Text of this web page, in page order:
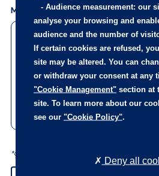
Message
*Champs obligatoires
- Audience measurement: our
analyse your browsing and
audience and the number of
If certain cookies are refused,
site may be altered. You can
or withdraw your consent at any
"Cookie Management" section at
site. To learn more about our
see our "Cookie Policy".
Deny all